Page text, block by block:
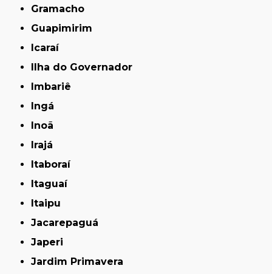
Gramacho
Guapimirim
Icaraí
Ilha do Governador
Imbariê
Ingá
Inoã
Irajá
Itaboraí
Itaguaí
Itaipu
Jacarepaguá
Japeri
Jardim Primavera